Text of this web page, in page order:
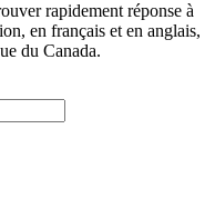
rapidement réponse à
en français et en anglais,
du Canada.